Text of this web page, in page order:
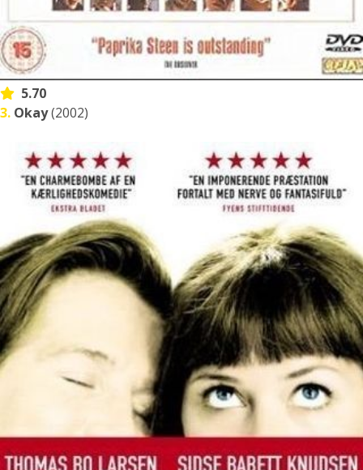
5.70
3. Okay(2002)